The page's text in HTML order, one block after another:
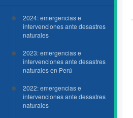
2024: emergencias e
intervenciones ante desastres
naturales
2023: emergencias e
intervenciones ante desastres
naturales en Perú
2022: emergencias e
intervenciones ante desastres
naturales